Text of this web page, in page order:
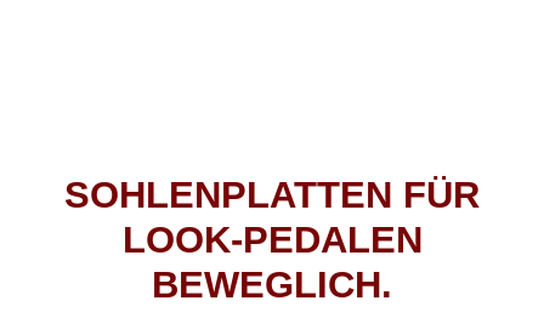
SOHLENPLATTEN FÜR
LOOK-PEDALEN
BEWEGLICH.